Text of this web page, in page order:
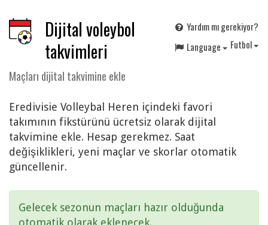
Dijital voleybol
takvimleri
Maçları dijital takvimine ekle
Yardım mı gerekiyor?
Futbol
Language
Eredivisie Volleybal Heren içindeki favori
takımının fikstürünü ücretsiz olarak dijital
takvimine ekle. Hesap gerekmez. Saat
değişiklikleri, yeni maçlar ve skorlar otomatik
güncellenir.
Gelecek sezonun maçları hazır olduğunda
otomatik olarak eklenecek.